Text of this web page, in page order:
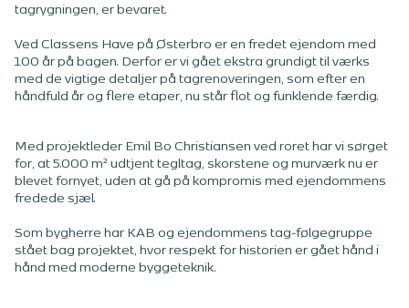
tagrygningen, er bevaret.
Ved Classens Have på Østerbro er en fredet ejendom med
100 år på bagen. Derfor er vi gået ekstra grundigt til værks
med de vigtige detaljer på tagrenoveringen, som efter en
håndfuld år og flere etaper, nu står flot og funklende færdig.
Med projektleder Emil Bo Christiansen ved roret har vi sørget
for, at 5.000 m² udtjent tegltag, skorstene og murværk nu er
blevet fornyet, uden at gå på kompromis med ejendommens
fredede sjæl.
Som bygherre har KAB og ejendommens tag-følgegruppe
stået bag projektet, hvor respekt for historien er gået hånd i
hånd med moderne byggeteknik.